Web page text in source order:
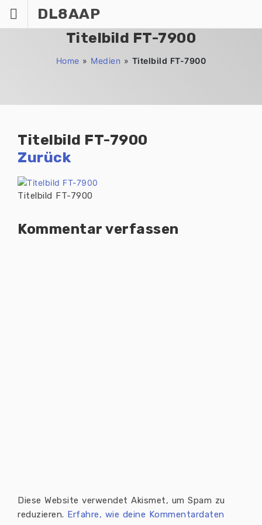
Inhalt
springen
DL8AAP
Titelbild FT-7900
Home » Medien » Titelbild FT-7900
Titelbild FT-7900
Zurück
Titelbild FT-7900
Kommentar verfassen
Diese Website verwendet Akismet, um Spam zu
reduzieren. Erfahre, wie deine Kommentardaten